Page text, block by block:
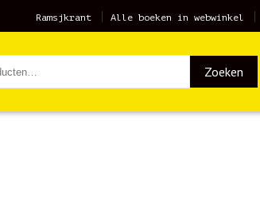
Ramsjkrant Alle boeken in webwinkel
Zoeken